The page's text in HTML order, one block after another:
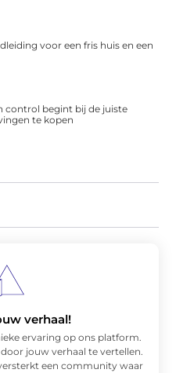
voor een fris huis en een
control begint bij de juiste
te kopen
verhaal!
ervaring op ons platform.
jouw verhaal te vertellen.
een community waar